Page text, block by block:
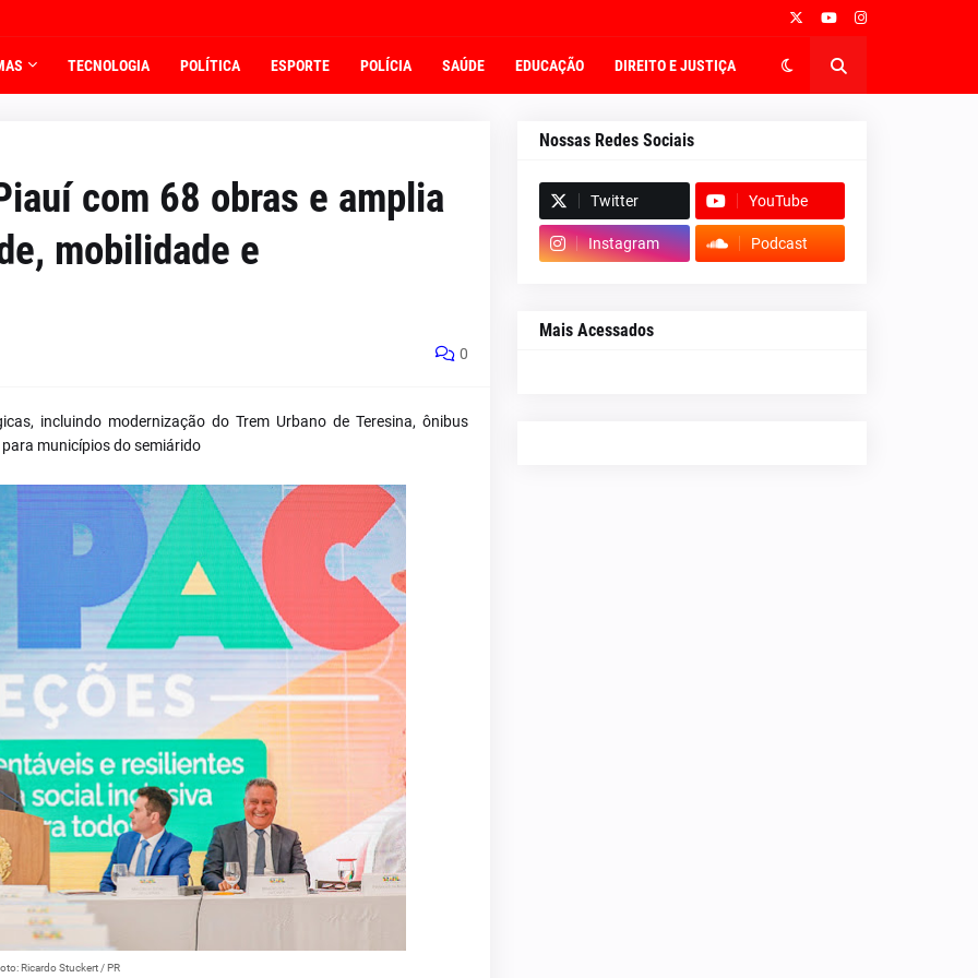
TECNOLOGIA POLÍTICA ESPORTE POLÍCIA SAÚDE EDUCAÇÃO DIREITO E JUSTIÇA
com 68 obras e amplia
mobilidade e
0
incluindo modernização do Trem Urbano de Teresina, ônibus
municípios do semiárido
Ricardo Stuckert / PR
Nossas Redes Sociais
Twitter YouTube
Instagram Podcast
Mais Acessados